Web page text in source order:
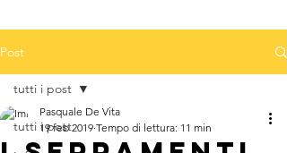
Post
tutti i post
tutti i post
Pasquale De Vita
19 feb 2019 Tempo di lettura: 11 min